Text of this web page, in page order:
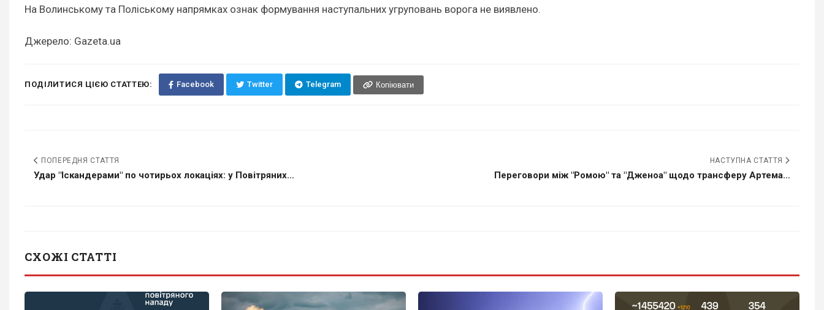
На Волинському та Поліському напрямках ознак формування наступальних угруповань ворога не виявлено.
Джерело: Gazeta.ua
ПОДІЛИТИСЯ ЦІЄЮ СТАТТЕЮ: Facebook Twitter Telegram Копіювати
ПОПЕРЕДНЯ СТАТТЯ
Удар "Іскандерами" по чотирьох локаціях: у Повітряних...
НАСТУПНА СТАТТЯ
Переговори між "Ромою" та "Дженоа" щодо трансферу Артема...
СХОЖІ СТАТТІ